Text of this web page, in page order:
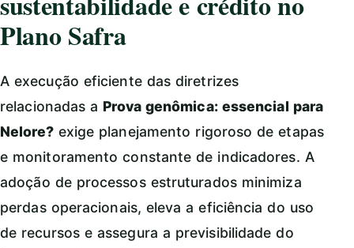
Plano Safra
A execução eficiente das diretrizes
relacionadas a Prova genômica: essencial para
Nelore?exige planejamento rigoroso de etapas
e monitoramento constante de indicadores. A
adoção de processos estruturados minimiza
perdas operacionais, eleva a eficiência do uso
de recursos e assegura a previsibilidade do